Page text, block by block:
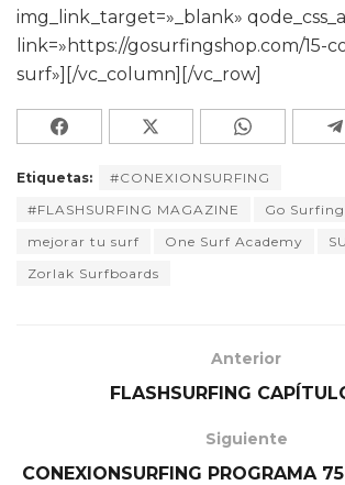
img_link_target=»_blank»
link=»https://gosurfingshop.com/15-
surf»][/vc_column][/vc_row]
Etiquetas:
#CONEXIONSURFING
#FLASHSURFING MAGAZINE
Go
mejorar tu surf
One Surf Academy
Zorlak Surfboards
Anterior
FLASHSURFING
Siguiente
CONEXIONSURFING PROGRAMA